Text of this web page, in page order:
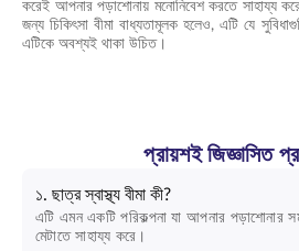
করেই আপনার পড়াশোনায় মনোনিবেশ করতে সাহায্য
জন্য চিকিৎসা বীমা বাধ্যতামূলক হলেও, এটি যে
এটিকে অবশ্যই থাকা উচিত।
প্রায়শই জিজ্ঞাসিত
১. ছাত্র স্বাস্থ্য বীমা কী?
এটি এমন একটি পরিকল্পনা যা আপনার পড়াশোনার
মেটাতে সাহায্য করে।